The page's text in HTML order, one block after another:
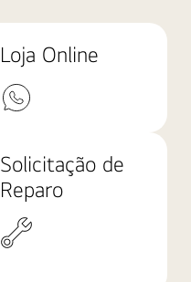
Loja Online
Solicitação de
Reparo